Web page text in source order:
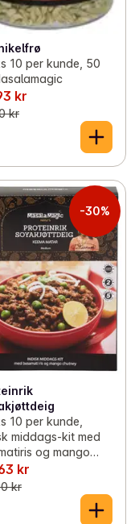
10 per kunde, 50
kr
kr
-30%
10 per kunde,
middags-kit med
og mango
685 g,
kr
kr